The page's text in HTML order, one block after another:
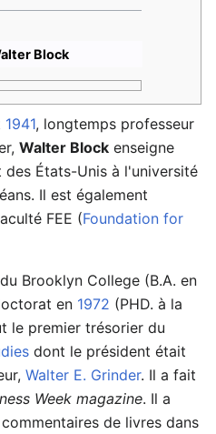
Block
1941, longtemps professeur
Walter Block enseigne
États-Unis à l'université
Il est également
FEE (Foundation for
Brooklyn College (B.A. en
en 1972 (PHD. à la
le premier trésorier du
dont le président était
Walter E. Grinder. Il a fait
Week magazine. Il a
de livres dans